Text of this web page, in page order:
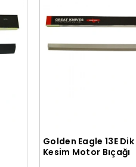
Sepete Ekle
Golden Eagle 13E Dik
Kesim Motor Bıçağı